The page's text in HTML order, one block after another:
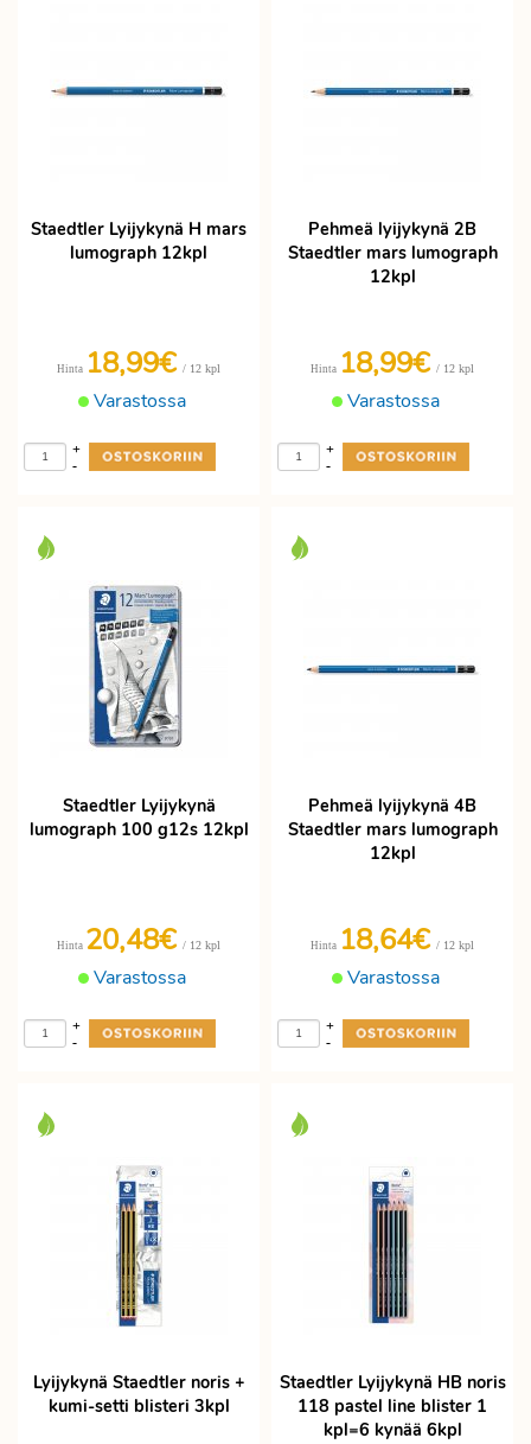
Staedtler Lyijykynä H mars
lumograph 12kpl
Varastossa
Hinta 18,99€ / 12 kpl
-
+
Pehmeä lyijykynä 2B
Staedtler mars lumograph
12kpl
Varastossa
Hinta 18,99€ / 12 kpl
-
+
Staedtler Lyijykynä
lumograph 100 g12s 12kpl
Varastossa
Hinta 20,48€ / 12 kpl
-
+
Pehmeä lyijykynä 4B
Staedtler mars lumograph
12kpl
Varastossa
Hinta 18,64€ / 12 kpl
-
+
Lyijykynä Staedtler noris +
kumi-setti blisteri 3kpl
Staedtler Lyijykynä HB noris
118 pastel line blister 1
kpl=6 kynää 6kpl